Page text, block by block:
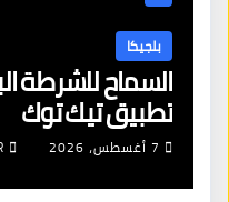
بلجيكا
السماح للشرطة
تطبيق تيك توك
7 أغسطس، 2026